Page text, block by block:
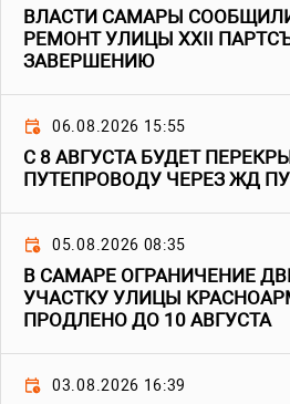
ВЛАСТИ САМАРЫ
РЕМОНТ УЛИЦЫ XXII
ЗАВЕРШЕНИЮ
06.08.2026 15:55
С 8 АВГУСТА БУДЕТ
ПУТЕПРОВОДУ ЧЕРЕЗ ЖД
05.08.2026 08:35
В САМАРЕ ОГРАНИЧЕНИЕ
УЧАСТКУ УЛИЦЫ
ПРОДЛЕНО ДО 10 АВГУСТА
03.08.2026 16:39